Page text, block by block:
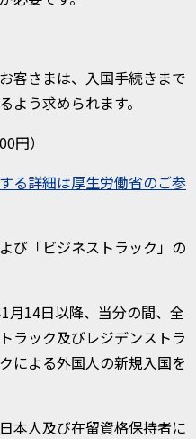
客さまは、入国手続きまで
よう求められます。
円）
る詳細は厚生労働省のご参
「ビジネストラック」の
月14日以降、当分の間、全
ラック及びレジデンストラ
による外国人の新規入国を
本人及び在留資格保持者に